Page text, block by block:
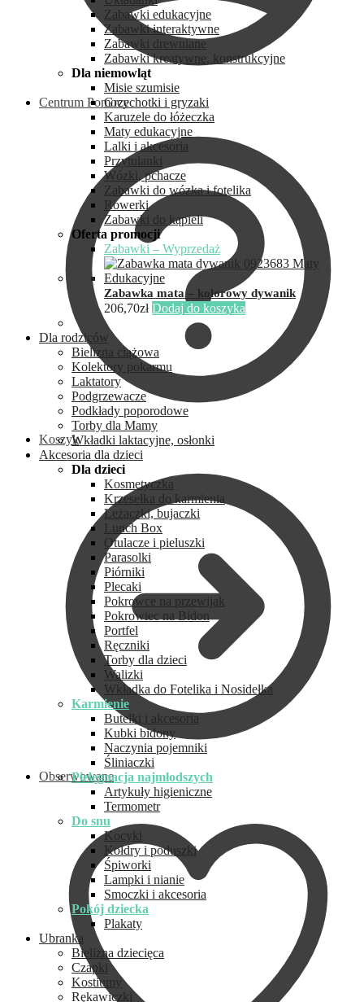
Centrum Pomocy
Koszyk
Obserwowane
Zabawki edukacyjne
Zabawki interaktywne
Zabawki drewniane
Zabawki kreatywne, konstrukcyjne
Dla niemowląt
Misie szumisie
Grzechotki i gryzaki
Karuzele do łóżeczka
Maty edukacyjne
Lalki i akcesoria
Przytulanki
Wózki, pchacze
Zabawki do wózka i fotelika
Rowerki
Zabawki do kąpieli
Oferta promocji
Zabawki – Wyprzedaż
Zabawka mata – kolorowy dywanik
206,70zł Dodaj do koszyka
Dla rodziców
Bielizna ciążowa
Kolektory pokarmu
Laktatory
Podgrzewacze
Podkłady poporodowe
Torby dla Mamy
Wkładki laktacyjne, osłonki
Akcesoria dla dzieci
Dla dzieci
Kosmetyczka
Krzesełka do karmienia
Leżaczki, bujaczki
Lunch Box
Otulacze i pieluszki
Parasolki
Piórniki
Plecaki
Pokrowce na przewijak
Pokrowiec na Bidon
Portfel
Ręczniki
Torby dla dzieci
Walizki
Wkładka do Fotelika i Nosidełka
Karmienie
Butelki i akcesoria
Kubki bidony
Naczynia pojemniki
Śliniaczki
Pielęgnacja najmłodszych
Artykuły higieniczne
Termometr
Do snu
Kocyki
Kołdry i poduszki
Śpiworki
Lampki i nianie
Smoczki i akcesoria
Pokój dziecka
Plakaty
Ubranka
Bielizna dziecięca
Czapki
Kostiumy
Rękawiczki